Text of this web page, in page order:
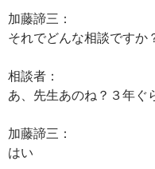
加藤諦三：
それでどんな相談ですか
相談者：
あ、先生あのね？３年ぐ
加藤諦三：
はい